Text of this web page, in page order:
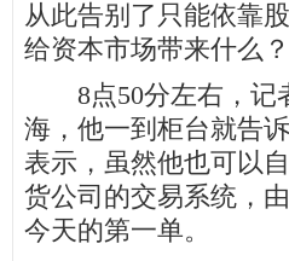
从此告别了只能依靠
给资本市场带来什么
8点50分左右，记
海，他一到柜台就告
表示，虽然他也可以
货公司的交易系统，
今天的第一单。